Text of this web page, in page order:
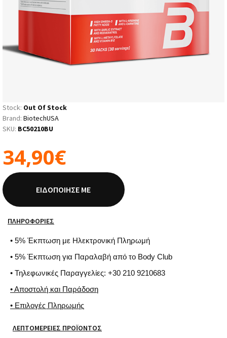
Stock: Out Of Stock
Brand: BiotechUSA
SKU: BC50210BU
34,90€
ΕΙΔΟΠΟΊΗΣΈ ΜΕ
ΠΛΗΡΟΦΟΡΊΕΣ
• 5% Έκπτωση με Ηλεκτρονική Πληρωμή
• 5% Έκπτωση για Παραλαβή από το Body Club
• Τηλεφωνικές Παραγγελίες: +30 210 9210683
• Αποστολή και Παράδοση
• Επιλογές Πληρωμής
ΛΕΠΤΟΜΈΡΕΙΕΣ ΠΡΟΪΌΝΤΟΣ